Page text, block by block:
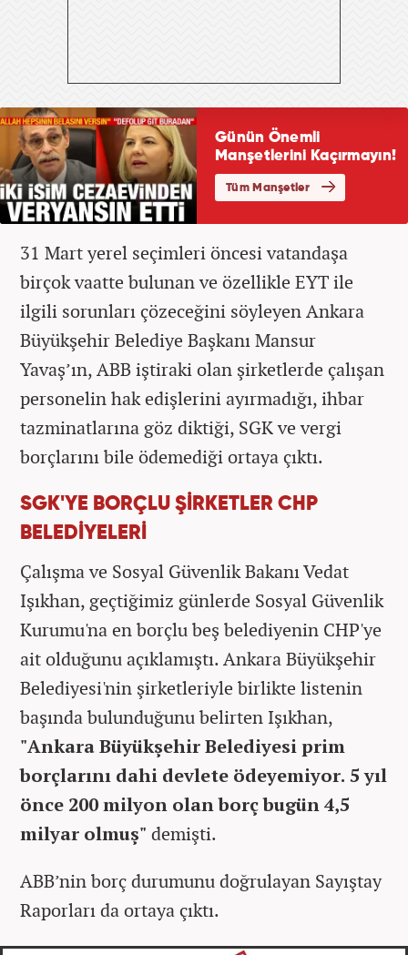
31 Mart yerel seçimleri öncesi vatandaşa
birçok vaatte bulunan ve özellikle EYT ile
ilgili sorunları çözeceğini söyleyen Ankara
Büyükşehir Belediye Başkanı Mansur
Yavaş’ın, ABB iştiraki olan şirketlerde çalışan
personelin hak edişlerini ayırmadığı, ihbar
tazminatlarına göz diktiği, SGK ve vergi
borçlarını bile ödemediği ortaya çıktı.
SGK'YE BORÇLU ŞİRKETLER CHP
BELEDİYELERİ
Çalışma ve Sosyal Güvenlik Bakanı Vedat
Işıkhan, geçtiğimiz günlerde Sosyal Güvenlik
Kurumu'na en borçlu beş belediyenin CHP'ye
ait olduğunu açıklamıştı. Ankara Büyükşehir
Belediyesi'nin şirketleriyle birlikte listenin
başında bulunduğunu belirten Işıkhan,
"Ankara Büyükşehir Belediyesi prim
borçlarını dahi devlete ödeyemiyor. 5 yıl
önce 200 milyon olan borç bugün 4,5
milyar olmuş" demişti.
ABB’nin borç durumunu doğrulayan Sayıştay
Raporları da ortaya çıktı.